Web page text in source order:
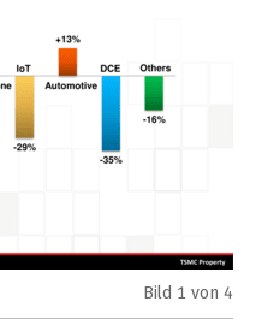
Bild 1 von 4